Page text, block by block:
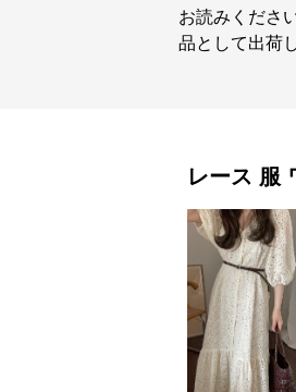
お読みくださ
品として出荷
レース 服